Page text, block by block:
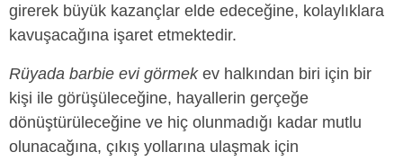
girerek büyük kazançlar elde edeceğine, kolaylıklara
kavuşacağına işaret etmektedir.
Rüyada barbie evi görmekev halkından biri için bir
kişi ile görüşüleceğine, hayallerin gerçeğe
dönüştürüleceğine ve hiç olunmadığı kadar mutlu
olunacağına, çıkış yollarına ulaşmak için